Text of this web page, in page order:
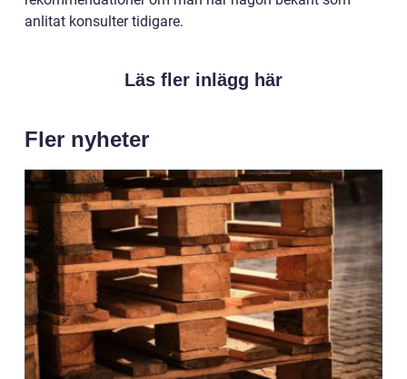
anlitat konsulter tidigare.
Läs fler inlägg här
Fler nyheter